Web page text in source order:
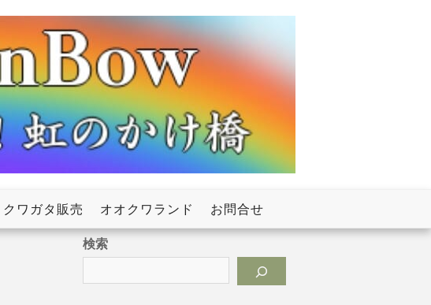
クワガタ販売 オオクワランド お問合せ
検索